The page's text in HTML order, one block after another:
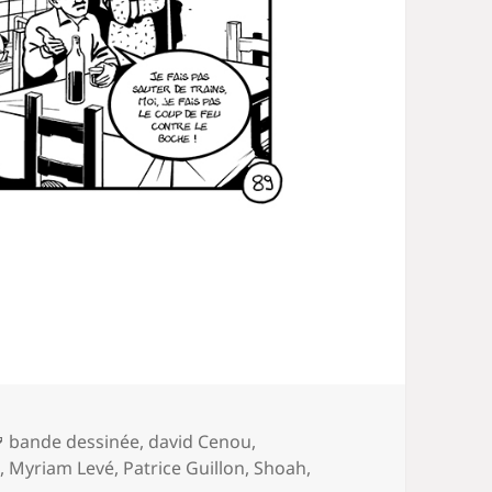
Mots-
clés
bande dessinée, david Cenou,
, Myriam Levé, Patrice Guillon, Shoah,